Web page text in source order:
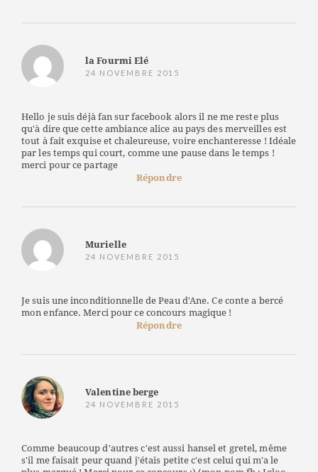
la Fourmi Elé
24 NOVEMBRE 2015
Hello je suis déjà fan sur facebook alors il ne me reste plus
qu'à dire que cette ambiance alice au pays des merveilles est
tout à fait exquise et chaleureuse, voire enchanteresse ! Idéale
par les temps qui court, comme une pause dans le temps !
merci pour ce partage
Répondre
Murielle
24 NOVEMBRE 2015
Je suis une inconditionnelle de Peau d'Ane. Ce conte a bercé
mon enfance. Merci pour ce concours magique !
Répondre
Valentine berge
24 NOVEMBRE 2015
Comme beaucoup d'autres c'est aussi hansel et gretel, même
s'il me faisait peur quand j'étais petite c'est celui qui m'a le